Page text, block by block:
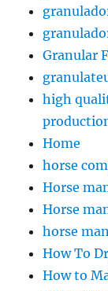
Granular
high
Home
horse
Horse
Horse
horse
How To
How to